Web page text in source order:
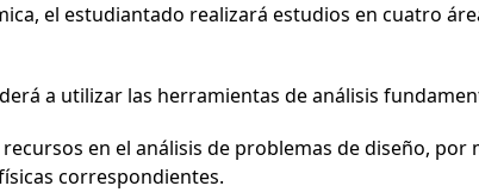
el estudiantado realizará estudios en cuatro
a utilizar las herramientas de análisis
en el análisis de problemas de diseño,
correspondientes.